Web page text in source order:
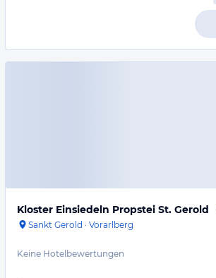
Kloster Einsiedeln Propstei St. Gerold
Sankt Gerold · Vorarlberg
Keine Hotelbewertungen